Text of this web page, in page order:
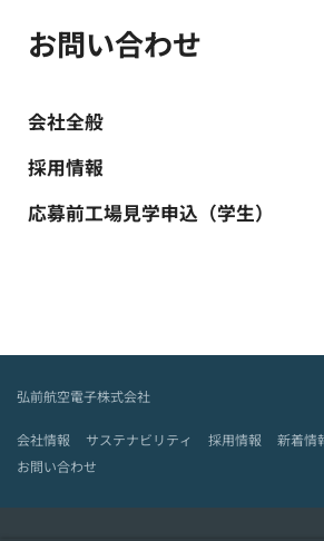
お問い合わせ
会社全般
採用情報
応募前工場見学申込（学生）
弘前航空電子株式会社
会社情報 サステナビリティ 採用情報 新着情
お問い合わせ